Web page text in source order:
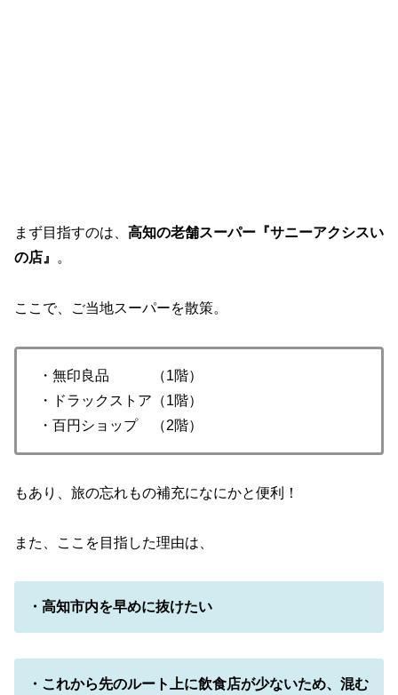
まず目指すのは、 高知の老舗スーパー『サニーアクシスい
の店』
。
ここで、ご当地スーパーを散策。
・無印良品 （1階）
・ドラックストア（1階）
・百円ショップ （2階）
もあり、旅の忘れもの補充になにかと便利！
また、ここを目指した理由は、
・高知市内を早めに抜けたい
・これから先のルート上に飲食店が少ないため、混む